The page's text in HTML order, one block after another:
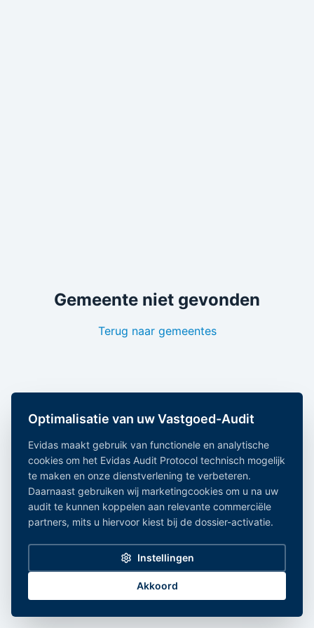
Gemeente niet gevonden
Terug naar gemeentes
Optimalisatie van uw Vastgoed-Audit
Evidas maakt gebruik van functionele en analytische
cookies om het Evidas Audit Protocol technisch mogelijk
te maken en onze dienstverlening te verbeteren.
Daarnaast gebruiken wij marketingcookies om u na uw
audit te kunnen koppelen aan relevante commerciële
partners, mits u hiervoor kiest bij de dossier-activatie.
Instellingen
Akkoord